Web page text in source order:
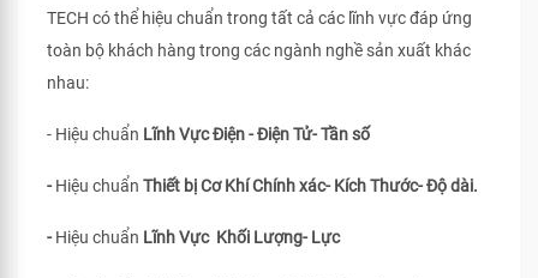
TECH có thể hiệu chuẩn trong tất cả các lĩnh vực đáp ứng
toàn bộ khách hàng trong các ngành nghề sản xuất khác
nhau:
- Hiệu chuẩn Lĩnh Vực Điện - Điện Tử- Tần số
-Hiệu chuẩn Thiết bị Cơ Khí Chính xác- Kích Thước- Độ dài.
-Hiệu chuẩn Lĩnh Vực Khối Lượng- Lực